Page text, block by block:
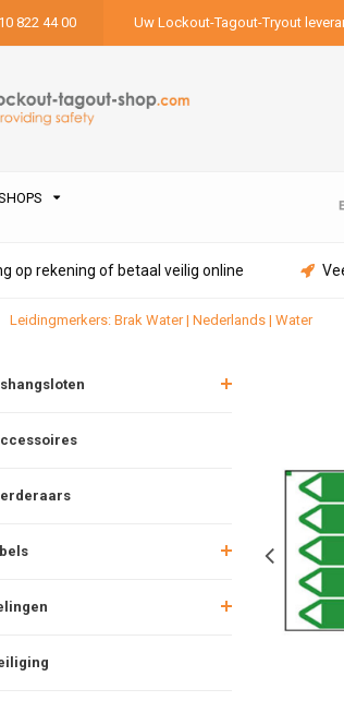
822 44 00 Uw Lockout-Tagout-Tryout
op rekening of betaal veilig online
Leidingmerkers: Brak Water | Nederlands | Water